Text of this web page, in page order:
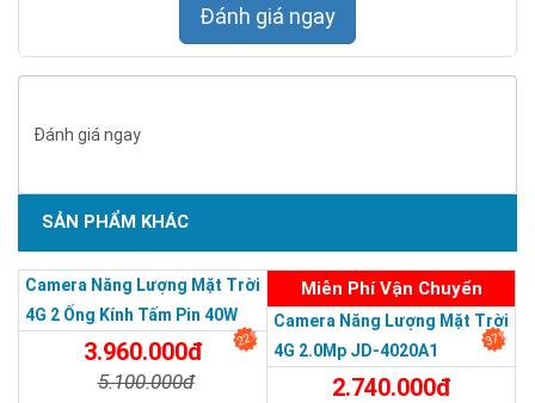
Lắp đặt khu vực:Không có internet, Không có điện
Xoay 360 độ
Kết nối sim 4G
Hỗ trợ TFcard 256GB
Độ phân giải 2MP 1080P
Đánh giá ngay
Đánh giá ngay
SẢN PHẨM KHÁC
22%
Camera Năng Lượng Mặt Trời
4G 2 Ống Kính Tấm Pin 40W
3.960.000đ
5.100.000đ
37%
Miễn Phí Vận Chuyển
Camera Năng Lượng Mặt Trời
4G 2.0Mp JD-4020A1
2.740.000đ